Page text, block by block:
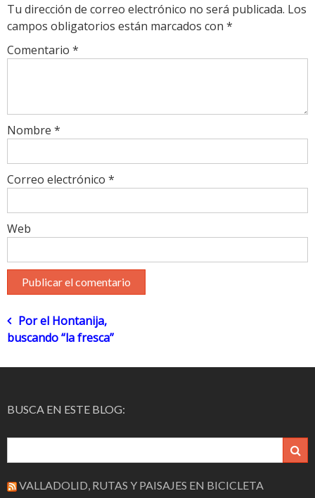
Tu dirección de correo electrónico no será publicada. Los
campos obligatorios están marcados con *
Comentario *
Nombre *
Correo electrónico *
Web
Navegación
Por el Hontanija,
buscando “la fresca”
BUSCA EN ESTE BLOG:
VALLADOLID, RUTAS Y PAISAJES EN BICICLETA